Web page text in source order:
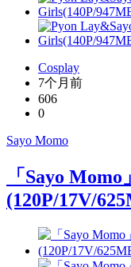
Cosplay
7个月前
606
0
Sayo Momo
「Sayo
(120P/17V/